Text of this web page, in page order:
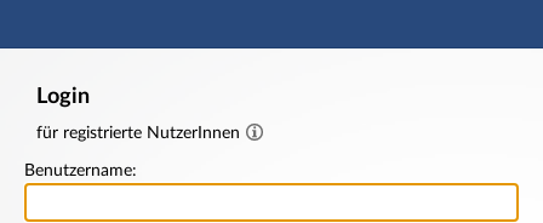
Hauptnavigation
Login
für registrierte NutzerInnen
Benutzername: